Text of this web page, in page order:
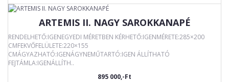
ARTEMIS II. NAGY SAROKKANAPÉ
RENDELHETŐ:IGENEGYEDI MÉRETBEN KÉRHETŐ:IGENMÉRETE:285×200
CMFEKVŐFELÜLETE:220×155
CMÁGYAZHATÓ:IGENÁGYNEMŰTARTÓ:IGEN ÁLLÍTHATÓ
FEJTÁMLA:IGENÁLLÍTH..
895 000,-Ft